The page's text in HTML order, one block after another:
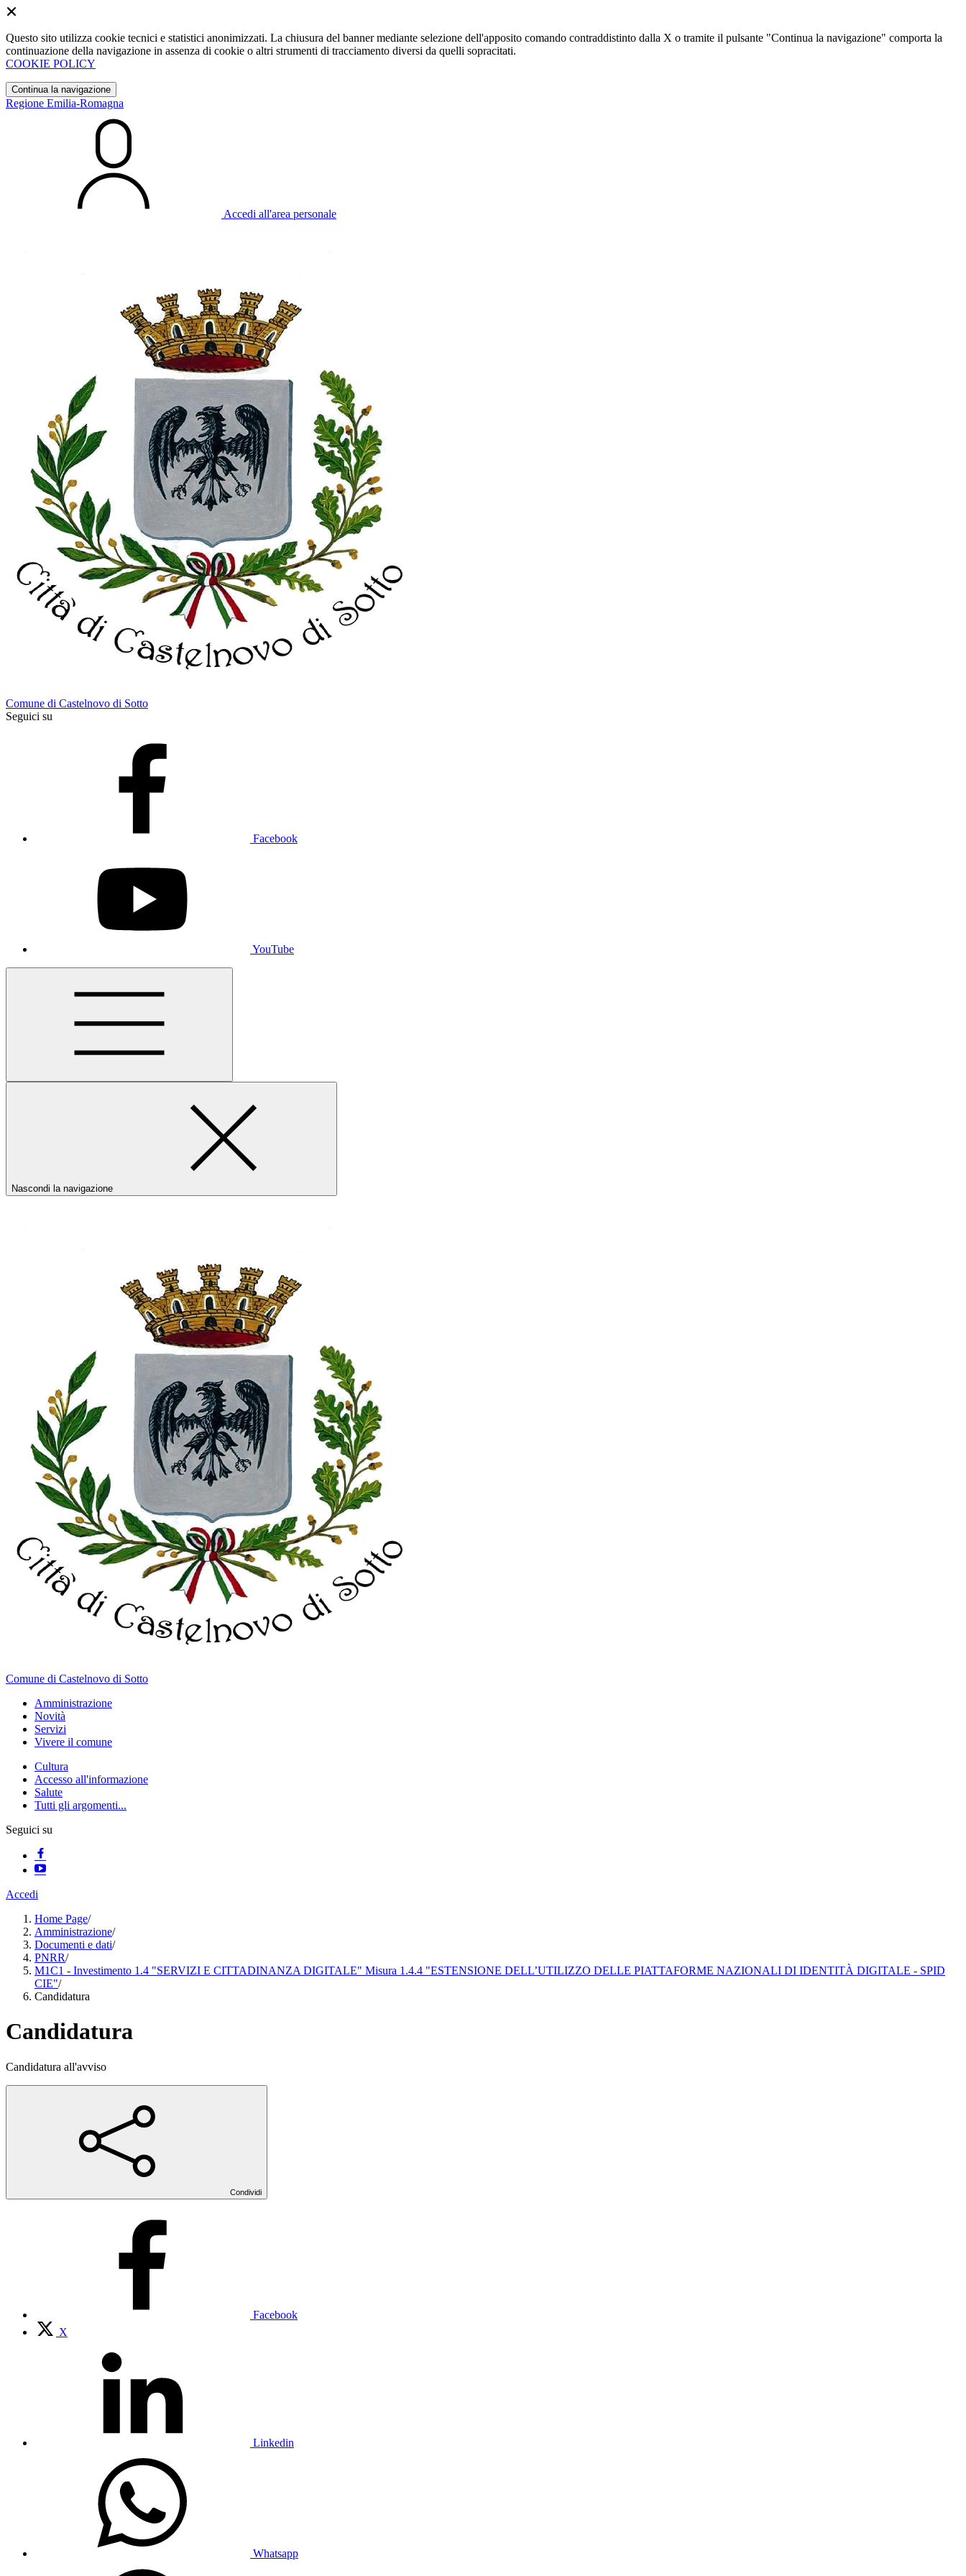
Questo sito utilizza cookie tecnici e statistici anonimizzati. La chiusura del banner mediante selezione dell'apposito comando contraddistinto dalla X o tramite il pulsante "Continua la navigazione" comporta la
continuazione della navigazione in assenza di cookie o altri strumenti di tracciamento diversi da quelli sopracitati.
COOKIE POLICY
Continua la navigazione
Regione Emilia-Romagna
Accedi all'area personale
Comune di Castelnovo di Sotto
Seguici su
Facebook
YouTube
Nascondi la navigazione
Comune di Castelnovo di Sotto
Amministrazione
Novità
Servizi
Vivere il comune
Cultura
Accesso all'informazione
Salute
Tutti gli argomenti...
Seguici su
Accedi
Home Page/
Amministrazione/
Documenti e dati/
PNRR/
M1C1 - Investimento 1.4 "SERVIZI E CITTADINANZA DIGITALE" Misura 1.4.4 "ESTENSIONE DELL’UTILIZZO DELLE PIATTAFORME NAZIONALI DI IDENTITÀ DIGITALE - SPID
CIE"/
Candidatura
Candidatura
Candidatura all'avviso
Condividi
Facebook
X
Linkedin
Whatsapp